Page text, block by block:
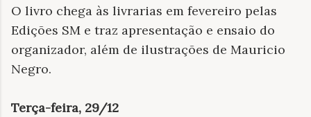
O livro chega às livrarias em fevereiro pelas
Edições SM e traz apresentação e ensaio do
organizador, além de ilustrações de Mauricio
Negro.
Terça-feira, 29/12